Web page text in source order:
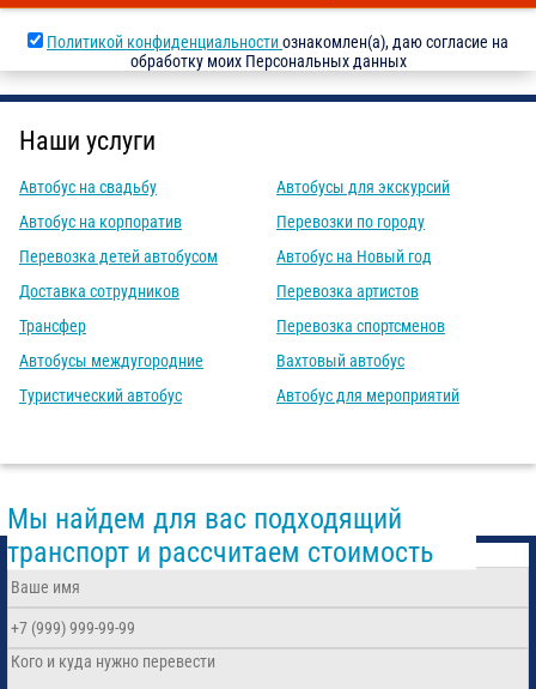
Политикой конфиденциальностиознакомлен(а), даю согласие на
обработку моих Персональных данных
Наши услуги
Автобус на свадьбу
Автобус на корпоратив
Перевозка детей автобусом
Доставка сотрудников
Трансфер
Автобусы междугородние
Туристический автобус
Автобусы для экскурсий
Перевозки по городу
Автобус на Новый год
Перевозка артистов
Перевозка спортсменов
Вахтовый автобус
Автобус для мероприятий
Мы найдем для вас подходящий
транспорт и рассчитаем стоимость